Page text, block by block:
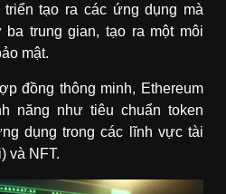
tạo ra các ứng dụng mà
trung gian, tạo ra một môi
mật.
đồng thông minh, Ethereum
năng như tiêu chuẩn token
dụng trong các lĩnh vực tài
và NFT.